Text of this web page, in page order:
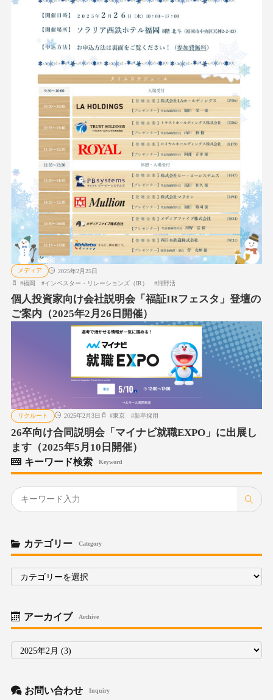
メディア
2025年2月25日
#福岡 #インベスター・リレーションズ（IR） #河野活
個人投資家向け会社説明会「福証IRフェスタ」登壇の
ご案内（2025年2月26日開催）
リクルート 2025年2月3日 #東京 #新卒採用
26卒向け合同説明会「マイナビ就職EXPO」に出展し
ます（2025年5月10日開催）
キーワード検索 Keyword
カテゴリー Category
ゴ
アーカイブ Archive
ア
カ
お問い合わせ Inquiry